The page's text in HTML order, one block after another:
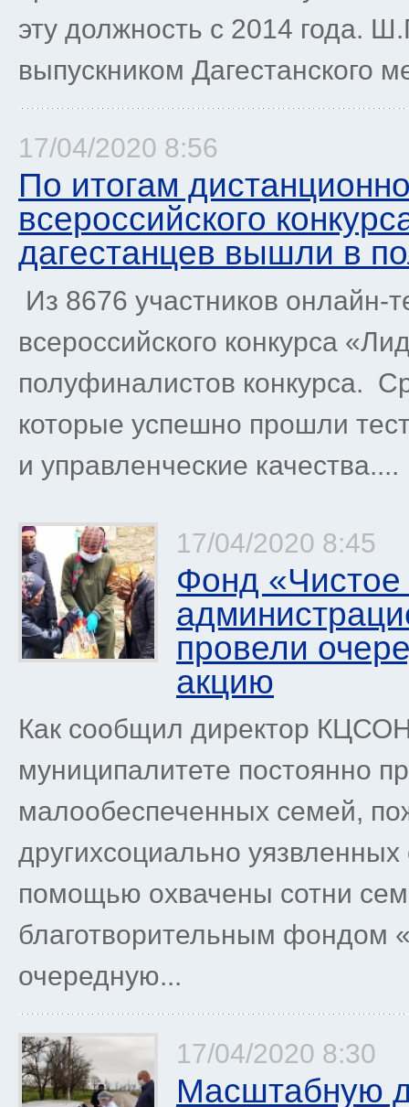
эту должность с 2014 года.
выпускником Дагестанского
17/04/2020 8:56
По итогам
всероссийского
дагестанцев вышли в
Из 8676 участников онлайн-
всероссийского конкурса
полуфиналистов конкурса.
которые успешно прошли
и управленческие качества....
17/04/2020 8:45
Фонд «Чистое
провели
акцию
Как сообщил директор
муниципалитете постоянно
малообеспеченных семей,
другихсоциально
помощью охвачены сотни
благотворительным фондом
очередную...
17/04/2020 8:30
Масштабную